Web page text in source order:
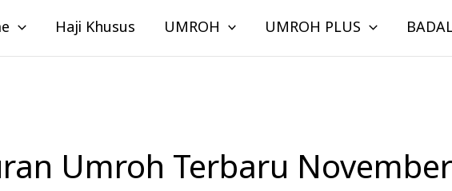
Haji Khusus UMROH UMROH PLUS
Umroh Terbaru